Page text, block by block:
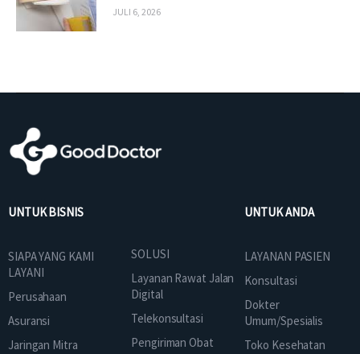
JULI 6, 2026
UNTUK BISNIS
SIAPA YANG KAMI
LAYANI
Perusahaan
Asuransi
Jaringan Mitra
SOLUSI
Layanan Rawat Jalan
Digital
Telekonsultasi
Pengiriman Obat
UNTUK ANDA
LAYANAN PASIEN
Konsultasi
Dokter
Umum/Spesialis
Toko Kesehatan